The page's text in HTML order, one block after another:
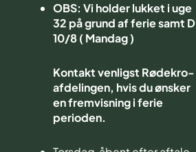
OBS: Vi holder lukket i uge
32 på grund af ferie samt D
10/8 ( Mandag )
Kontakt venligst Rødekro-
afdelingen, hvis du ønsker
en fremvisning i ferie
perioden.